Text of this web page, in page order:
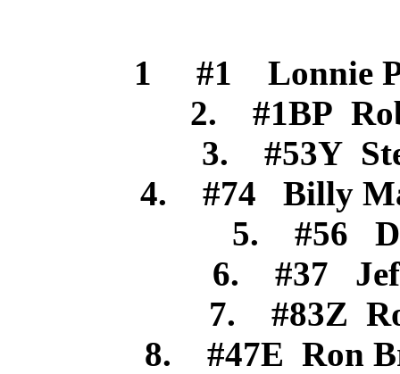
1 #1 Lonnie
2. #1BP
3. #53Y
4. #74 Billy
5. #56
6. #37
7. #83Z
8. #47E